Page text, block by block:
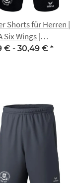
für Herren |
Six Wings |
Erfurt e.V.
€ - 30,49 € *